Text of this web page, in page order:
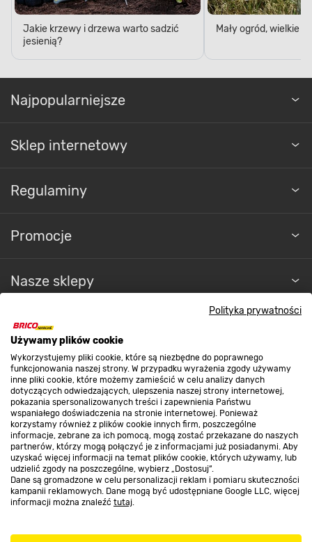
Polityka prywatności
Używamy plików cookie
Wykorzystujemy pliki cookie, które są niezbędne do poprawnego
funkcjonowania naszej strony. W przypadku wyrażenia zgody używamy
inne pliki cookie, które możemy zamieścić w celu analizy danych
dotyczących odwiedzających, ulepszenia naszej strony internetowej,
pokazania spersonalizowanych treści i zapewnienia Państwu
wspaniałego doświadczenia na stronie internetowej. Ponieważ
korzystamy również z plików cookie innych firm, poszczególne
informacje, zebrane za ich pomocą, mogą zostać przekazane do naszych
partnerów, którzy mogą połączyć je z informacjami już posiadanymi. Aby
uzyskać więcej informacji na temat plików cookie, których używamy, lub
udzielić zgody na poszczególne, wybierz „Dostosuj”.
Dane są gromadzone w celu personalizacji reklam i pomiaru skuteczności
kampanii reklamowych. Dane mogą być udostępniane Google LLC, więcej
informacji można znaleźć tutaj.
Jakie krzewy i drzewa warto sadzić
jesienią?
Mały ogród, wielkie
Najpopularniejsze
Sklep internetowy
Regulaminy
Promocje
Nasze sklepy
O nas
Kontakt do sklepu
Strefa biznesu
Dołącz do nas